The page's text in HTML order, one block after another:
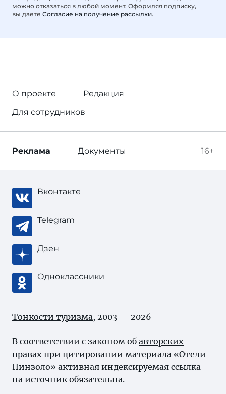
можно отказаться в любой момент. Оформляя подписку,
вы даете Согласие на получение рассылки.
О проекте
Редакция
Для сотрудников
16+
Реклама Документы
Вконтакте
Telegram
Дзен
Одноклассники
Тонкости туризма, 2003 — 2026
В соответствии с законом об авторских
правах при цитировании материала «Отели
Пинзоло» активная индексируемая ссылка
на источник обязательна.